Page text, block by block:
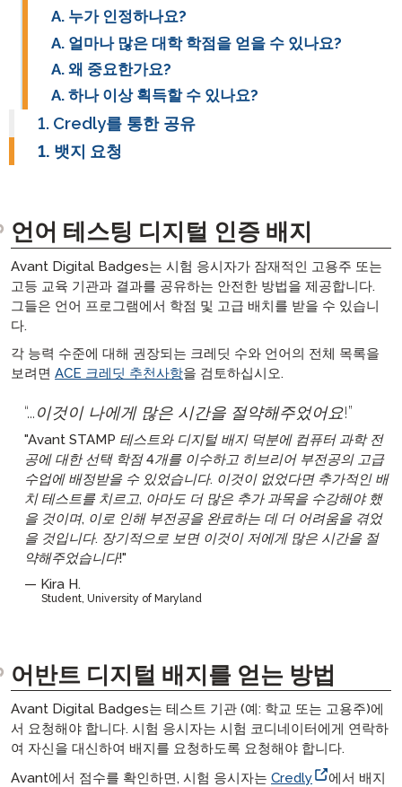
누가 인정하나요?
얼마나 많은 대학 학점을 얻을 수 있나요?
왜 중요한가요?
하나 이상 획득할 수 있나요?
Credly를 통한 공유
뱃지 요청
언어 테스팅 디지털 인증 배지
Avant Digital Badges는 시험 응시자가 잠재적인 고용주 또는
고등 교육 기관과 결과를 공유하는 안전한 방법을 제공합니다.
그들은 언어 프로그램에서 학점 및 고급 배치를 받을 수 있습니
다.
각 능력 수준에 대해 권장되는 크레딧 수와 언어의 전체 목록을
보려면 ACE 크레딧 추천사항을 검토하십시오.
...이것이 나에게 많은 시간을 절약해주었어요!
"Avant STAMP 테스트와 디지털 배지 덕분에 컴퓨터 과학 전
공에 대한 선택 학점 4개를 이수하고 히브리어 부전공의 고급
수업에 배정받을 수 있었습니다. 이것이 없었다면 추가적인 배
치 테스트를 치르고, 아마도 더 많은 추가 과목을 수강해야 했
을 것이며, 이로 인해 부전공을 완료하는 데 더 어려움을 겪었
을 것입니다. 장기적으로 보면 이것이 저에게 많은 시간을 절
약해주었습니다!"
Kira H.
Student, University of Maryland
어반트 디지털 배지를 얻는 방법
Avant Digital Badges는 테스트 기관 (예: 학교 또는 고용주)에
서 요청해야 합니다. 시험 응시자는 시험 코디네이터에게 연락하
여 자신을 대신하여 배지를 요청하도록 요청해야 합니다.
Avant에서 점수를 확인하면, 시험 응시자는 Credly
에서 배지